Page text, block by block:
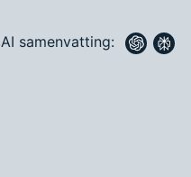
AI samenvatting: